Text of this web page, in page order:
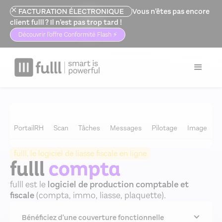
FACTURATION ÉLECTRONIQUE
Vous n'êtes pas encore
client fulll ? Il n'est pas trop tard !
Découvrir l'offre Conformité Flash ⚡️
Logiciel expert comptable>Outils
PortailRH Scan Tâches Messages Pilotage Image
fulll, le logiciel de liasse fiscale en ligne
fulllcompta
fulll est le logiciel de production comptable et
fiscale (compta, immo, liasse, plaquette).
Bénéficiez d'une couverture fonctionnelle